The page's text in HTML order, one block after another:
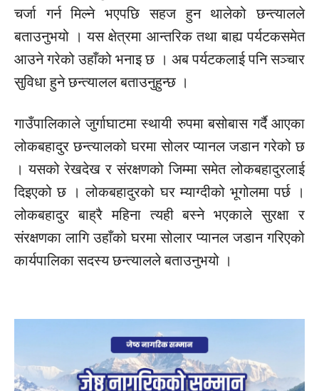
चर्जा गर्न मिल्ने भएपछि सहज हुन थालेको छन्त्यालले
बताउनुभयो । यस क्षेत्रमा आन्तरिक तथा बाह्य पर्यटकसमेत
आउने गरेको उहाँको भनाइ छ । अब पर्यटकलाई पनि सञ्चार
सुविधा हुने छन्त्यालल बताउनुहुन्छ ।
गाउँपालिकाले जुर्गाघाटमा स्थायी रुपमा बसोबास गर्दै आएका
लोकबहादुर छन्त्यालको घरमा सोलर प्यानल जडान गरेको छ
। यसको रेखदेख र संरक्षणको जिम्मा समेत लोकबहादुरलाई
दिइएको छ । लोकबहादुरको घर म्याग्दीको भूगोलमा पर्छ ।
लोकबहादुर बाह्रै महिना त्यही बस्ने भएकाले सुरक्षा र
संरक्षणका लागि उहाँको घरमा सोलार प्यानल जडान गरिएको
कार्यपालिका सदस्य छन्त्यालले बताउनुभयो ।